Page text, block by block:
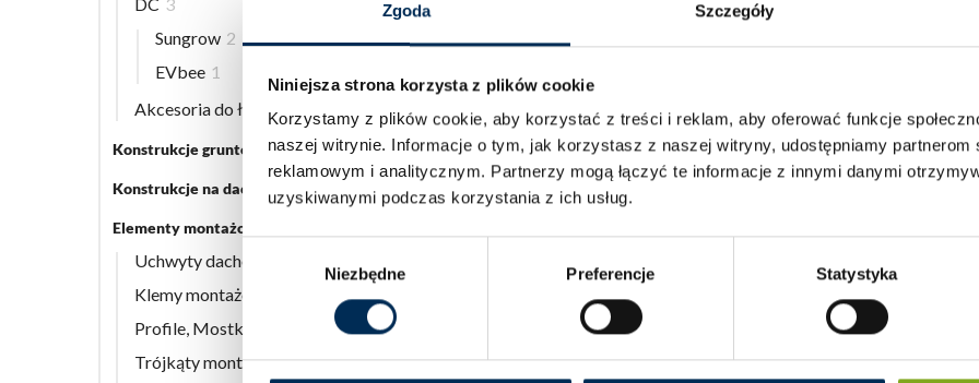
Zgoda Szczegóły
Niniejsza strona korzysta z plików cookie
Korzystamy z plików cookie, aby korzystać z treści i reklam, aby oferować funkcje
naszej witrynie. Informacje o tym, jak korzystasz z naszej witryny, udostępniamy partnerom
reklamowym i analitycznym. Partnerzy mogą łączyć te informacje z innymi danymi
uzyskiwanymi podczas korzystania z ich usług.
Niezbędne Preferencje Statystyka
Sungrow 2
EVbee 1
Akcesoria do ładowarek EV
Konstrukcje gruntowe 5
Konstrukcje na dach płaski 3
Elementy montażowe
Uchwyty dachowe
Klemy montażowe
Profile, Mostki
Trójkąty montażowe 3